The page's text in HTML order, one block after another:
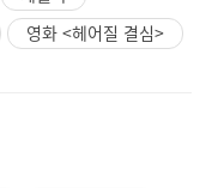
영화 <헤어질 결심>